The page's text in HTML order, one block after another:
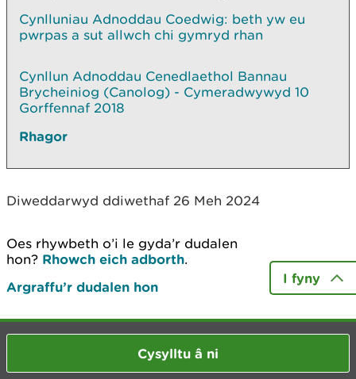
Cynlluniau Adnoddau Coedwig: beth yw eu
pwrpas a sut allwch chi gymryd rhan
Cynllun Adnoddau Cenedlaethol Bannau
Brycheiniog (Canolog) - Cymeradwywyd 10
Gorffennaf 2018
Rhagor
Diweddarwyd ddiwethaf 26 Meh 2024
Oes rhywbeth o’i le gyda’r dudalen
hon? Rhowch eich adborth.
Argraffu’r dudalen hon
I fyny
Cysylltu â ni